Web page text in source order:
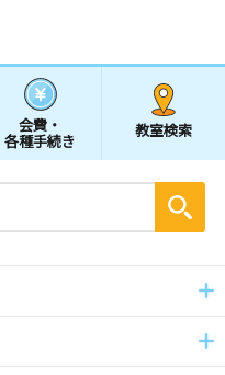
会費・
各種手続き
教室検索